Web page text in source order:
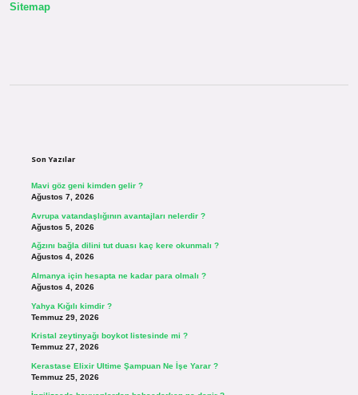
Sitemap
Son Yazılar
Mavi göz geni kimden gelir ?
Ağustos 7, 2026
Avrupa vatandaşlığının avantajları nelerdir ?
Ağustos 5, 2026
Ağzını bağla dilini tut duası kaç kere okunmalı ?
Ağustos 4, 2026
Almanya için hesapta ne kadar para olmalı ?
Ağustos 4, 2026
Yahya Kığılı kimdir ?
Temmuz 29, 2026
Kristal zeytinyağı boykot listesinde mi ?
Temmuz 27, 2026
Kerastase Elixir Ultime Şampuan Ne İşe Yarar ?
Temmuz 25, 2026